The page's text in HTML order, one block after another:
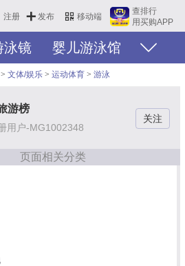
注册 发布 移动端
查排行
用买购APP
泳镜 婴儿游泳馆
> 文体/娱乐 > 运动体育 > 游泳
游榜
用户-MG1002348
页面相关分类